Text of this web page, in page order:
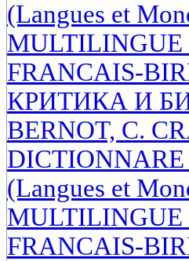
(Langues et
MULTILINGUE
FRANCAIS-
КРИТИКА И
BERNOT, С.
DICTIONNARE
(Langues et
MULTILINGUE
FRANCAIS-